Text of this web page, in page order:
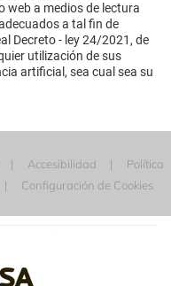
web a medios de lectura
a tal fin de
Decreto - ley 24/2021, de
utilización de sus
artificial, sea cual sea su
Accesibilidad
Política
Configuración de Cookies